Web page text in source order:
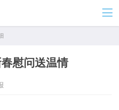
慰问送温情